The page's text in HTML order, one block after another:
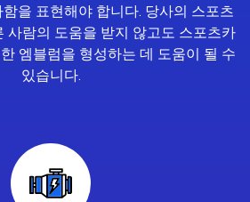
을 표현해야 합니다. 당사의 스포츠
사람의 도움을 받지 않고도 스포츠카
엠블럼을 형성하는 데 도움이 될 수
있습니다.